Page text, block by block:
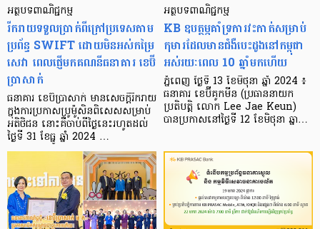
អត្ថបទពាណិជ្ជកម្ម
រីករាយទទួលប្រាក់ពីក្រៅប្រទេសតាម
ប្រព័ន្ធ SWIFT ដោយមិនអស់កម្រៃ
សេវា ពេលផ្ញើមកគណនីធនាគារ ខេប៊ី
ប្រាសាក់
ធនាគារ ខេប៊ីប្រាសាក់ មានសេចក្តីរីករាយ
ក្នុងការប្រកាសប្រូម៉ូសិនពិសេសសម្រាប់
អតិថិជន នោះគឺចាប់ពីថ្ងៃនេះរហូតដល់
ថ្ងៃទី 31 ខែធ្នូ ឆ្នាំ 2024 …
អត្ថបទពាណិជ្ជកម្ម
KB ឧបត្ថម្ភគាំទ្រការវះកាត់សម្រាប់
កុមារដែលមានជំងឺបេះដូងនៅកម្ពុជា
អស់រយៈពេល 10 ឆ្នាំមកហើយ
ភ្នំពេញ ថ្ងៃទី 13 ខែមិថុនា ឆ្នាំ 2024 ៖
ធនាគារ ខេប៊ីគូកមីន (ប្រធាននាយក
ប្រតិបត្តិ លោក Lee Jae Keun)
បានប្រកាសនៅថ្ងៃទី 12 ខែមិថុនា ឆ្នា…